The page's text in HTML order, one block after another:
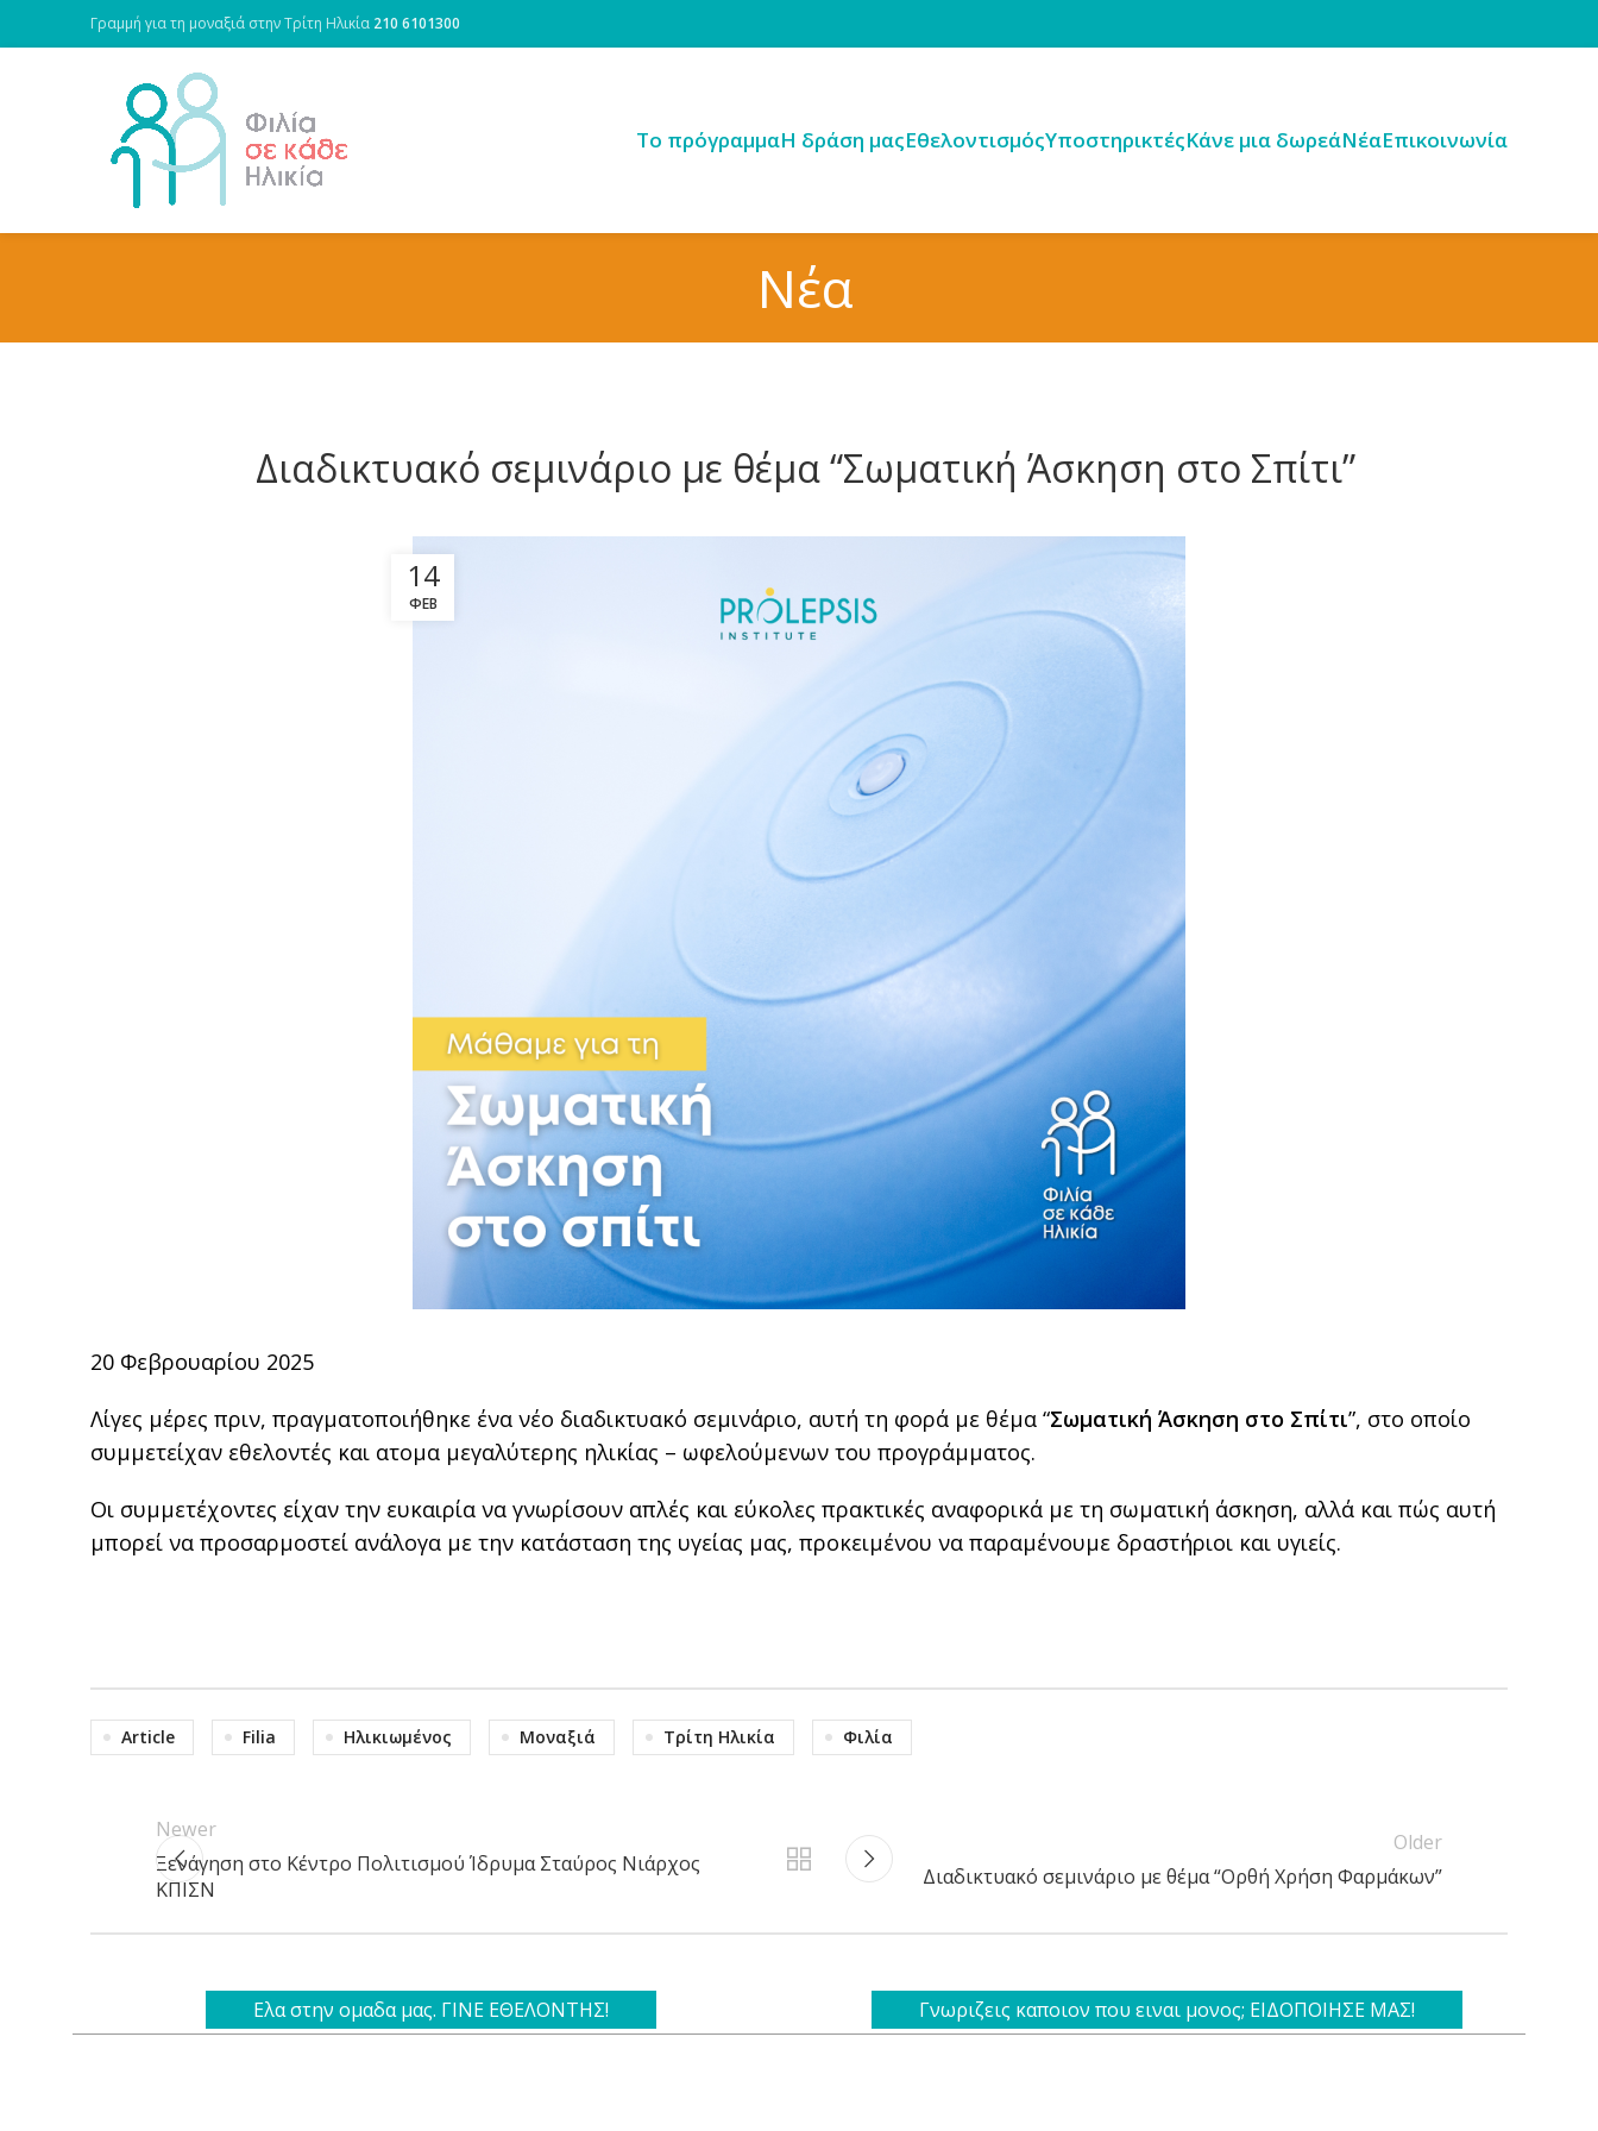
Γραμμή για τη μοναξιά στην Τρίτη Ηλικία 210 6101300
Tο πρόγραμμαH δράση μαςΕθελοντισμόςΥποστηρικτέςΚάνε μια δωρεάΝέαΕπικοινωνία
Νέα
Διαδικτυακό σεμινάριο με θέμα “Σωματική Άσκηση στο Σπίτι”
14
ΦΕΒ
20 Φεβρουαρίου 2025
Λίγες μέρες πριν, πραγματοποιήθηκε ένα νέο διαδικτυακό σεμινάριο, αυτή τη φορά με θέμα “Σωματική Άσκηση στο Σπίτι”, στο οποίο
συμμετείχαν εθελοντές και ατομα μεγαλύτερης ηλικίας – ωφελούμενων του προγράμματος.
Οι συμμετέχοντες είχαν την ευκαιρία να γνωρίσουν απλές και εύκολες πρακτικές αναφορικά με τη σωματική άσκηση, αλλά και πώς αυτή
μπορεί να προσαρμοστεί ανάλογα με την κατάσταση της υγείας μας, προκειμένου να παραμένουμε δραστήριοι και υγιείς.
Article Filia Ηλικιωμένος Μοναξιά Τρίτη Ηλικία Φιλία
Newer
Ξενάγηση στο Κέντρο Πολιτισμού Ίδρυμα Σταύρος Νιάρχος
ΚΠΙΣΝ
Older
Διαδικτυακό σεμινάριο με θέμα “Ορθή Χρήση Φαρμάκων”
Ελα στην ομαδα μας. ΓΙΝΕ ΕΘΕΛΟΝΤΗΣ! Γνωριζεις καποιον που ειναι μονος; ΕΙΔΟΠΟΙΗΣΕ ΜΑΣ!